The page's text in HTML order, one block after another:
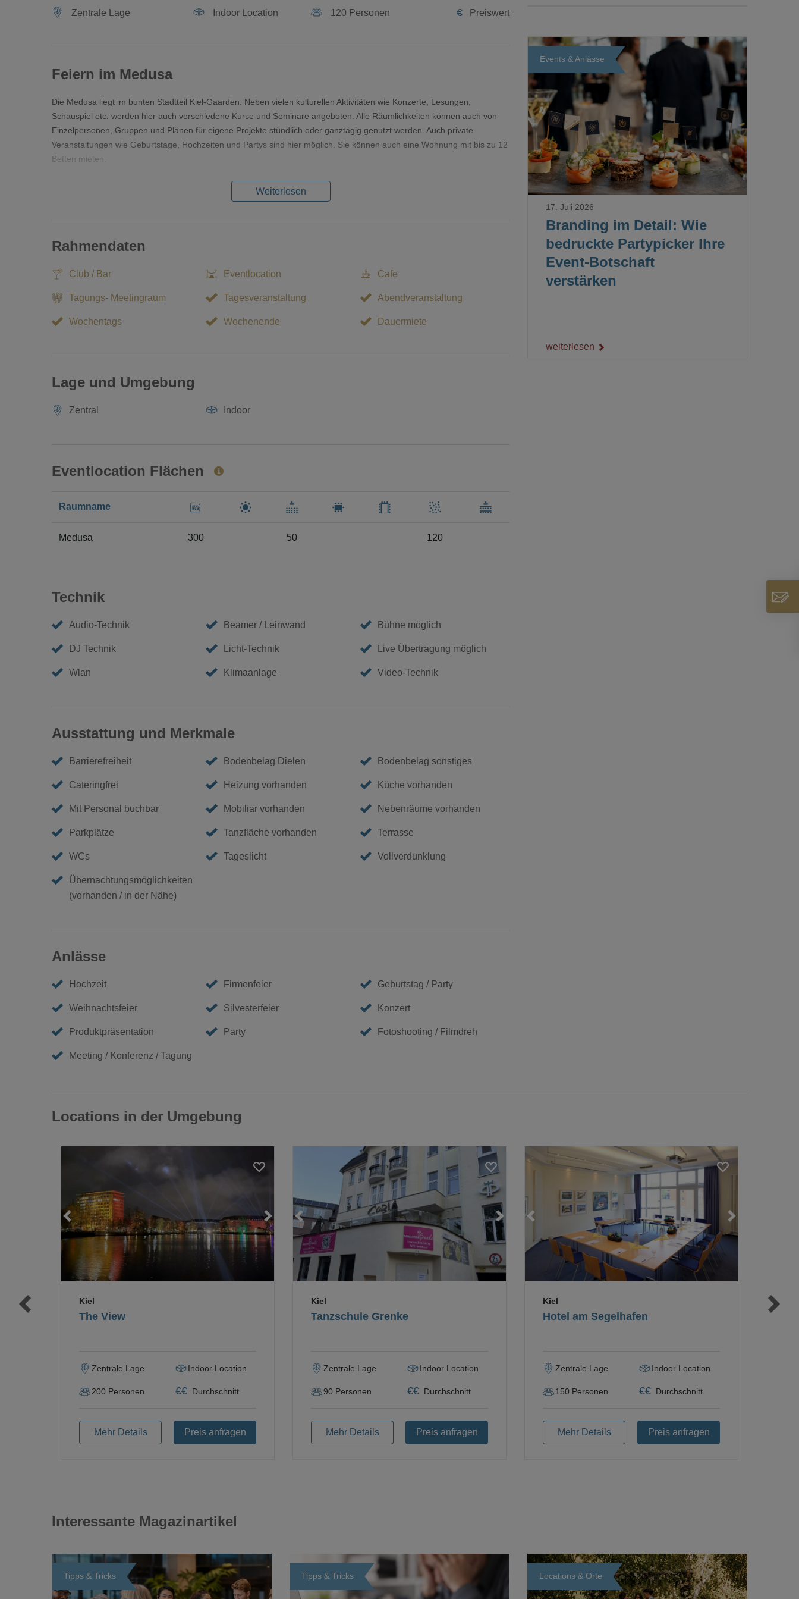
Zentrale Lage Indoor Location 120 Personen € Preiswert
Feiern im Medusa
Die Medusa liegt im bunten Stadtteil Kiel-Gaarden. Neben vielen kulturellen Aktivitäten wie Konzerte, Lesungen,
Schauspiel etc. werden hier auch verschiedene Kurse und Seminare angeboten. Alle Räumlichkeiten können auch von
Einzelpersonen, Gruppen und Plänen für eigene Projekte stündlich oder ganztägig genutzt werden. Auch private
Veranstaltungen wie Geburtstage, Hochzeiten und Partys sind hier möglich. Sie können auch eine Wohnung mit bis zu 12
Betten mieten.
Weiterlesen
Rahmendaten
Club / Bar Eventlocation Cafe
Tagungs- Meetingraum Tagesveranstaltung Abendveranstaltung
Wochentags Wochenende Dauermiete
Lage und Umgebung
Zentral Indoor
Eventlocation Flächen
Raumname
Medusa 300 50 120
Technik
Audio-Technik Beamer / Leinwand Bühne möglich
DJ Technik Licht-Technik Live Übertragung möglich
Wlan Klimaanlage Video-Technik
Ausstattung und Merkmale
Barrierefreiheit Bodenbelag Dielen Bodenbelag sonstiges
Cateringfrei Heizung vorhanden Küche vorhanden
Mit Personal buchbar Mobiliar vorhanden Nebenräume vorhanden
Parkplätze Tanzfläche vorhanden Terrasse
WCs Tageslicht Vollverdunklung
Übernachtungsmöglichkeiten
(vorhanden / in der Nähe)
Anlässe
Hochzeit Firmenfeier Geburtstag / Party
Weihnachtsfeier Silvesterfeier Konzert
Produktpräsentation Party Fotoshooting / Filmdreh
Meeting / Konferenz / Tagung
Events & Anlässe
Loading...
Branding im Detail: Wie
bedruckte Partypicker Ihre
Event-Botschaft
verstärken
17. Juli 2026
weiterlesen
Locations in der Umgebung
The View
Kiel
Zentrale Lage Indoor Location
200 Personen €€ Durchschnitt
Mehr Details Preis anfragen
Tanzschule Grenke
Kiel
Zentrale Lage Indoor Location
90 Personen €€ Durchschnitt
Mehr Details Preis anfragen
Hotel am Segelhafen
Kiel
Zentrale Lage Indoor Location
150 Personen €€ Durchschnitt
Mehr Details Preis anfragen
Interessante Magazinartikel
Tipps & Tricks Tipps & Tricks Locations & Orte